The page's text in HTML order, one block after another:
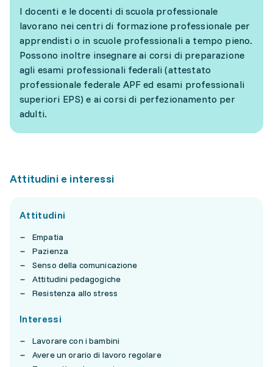
I docenti e le docenti di scuola professionale
lavorano nei centri di formazione professionale per
apprendisti o in scuole professionali a tempo pieno.
Possono inoltre insegnare ai corsi di preparazione
agli esami professionali federali (attestato
professionale federale APF ed esami professionali
superiori EPS) e ai corsi di perfezionamento per
adulti.
Attitudini e interessi
Attitudini
Empatia
Pazienza
Senso della comunicazione
Attitudini pedagogiche
Resistenza allo stress
Interessi
Lavorare con i bambini
Avere un orario di lavoro regolare